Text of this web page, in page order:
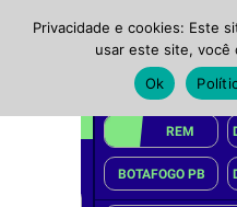
Privacidade e cookies: Este
usar este site, você
Ok